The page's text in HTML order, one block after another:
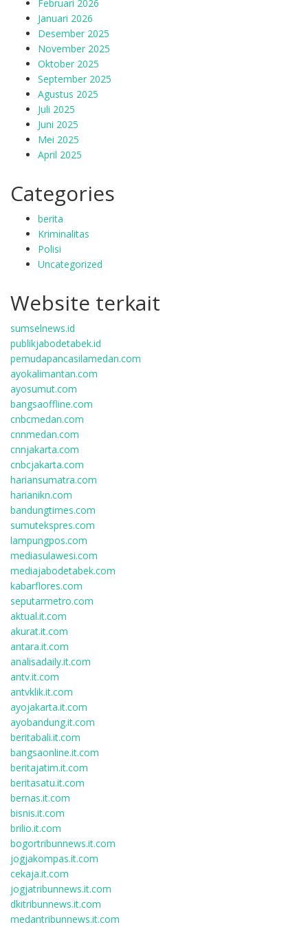
Februari 2026
Januari 2026
Desember 2025
November 2025
Oktober 2025
September 2025
Agustus 2025
Juli 2025
Juni 2025
Mei 2025
April 2025
Categories
berita
Kriminalitas
Polisi
Uncategorized
Website terkait
sumselnews.id
publikjabodetabek.id
pemudapancasilamedan.com
ayokalimantan.com
ayosumut.com
bangsaoffline.com
cnbcmedan.com
cnnmedan.com
cnnjakarta.com
cnbcjakarta.com
hariansumatra.com
harianikn.com
bandungtimes.com
sumutekspres.com
lampungpos.com
mediasulawesi.com
mediajabodetabek.com
kabarflores.com
seputarmetro.com
aktual.it.com
akurat.it.com
antara.it.com
analisadaily.it.com
antv.it.com
antvklik.it.com
ayojakarta.it.com
ayobandung.it.com
beritabali.it.com
bangsaonline.it.com
beritajatim.it.com
beritasatu.it.com
bernas.it.com
bisnis.it.com
brilio.it.com
bogortribunnews.it.com
jogjakompas.it.com
cekaja.it.com
jogjatribunnews.it.com
dkitribunnews.it.com
medantribunnews.it.com